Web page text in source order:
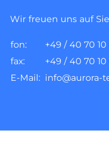
Wir freuen uns auf
fon:
+49 / 40 70 10
fax:
+49 / 40 70 10
E-Mail: info@aurora-